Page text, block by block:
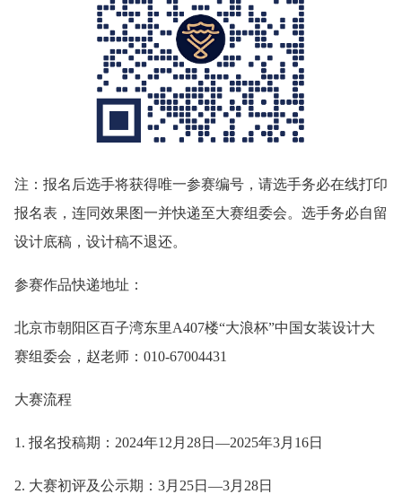
注：报名后选手将获得唯一参赛编号，请选手务必在线打印
报名表，连同效果图一并快递至大赛组委会。选手务必自留
设计底稿，设计稿不退还。
参赛作品快递地址：
北京市朝阳区百子湾东里A407楼“大浪杯”中国女装设计大
赛组委会，赵老师：010-67004431
大赛流程
1. 报名投稿期：2024年12月28日—2025年3月16日
2. 大赛初评及公示期：3月25日—3月28日